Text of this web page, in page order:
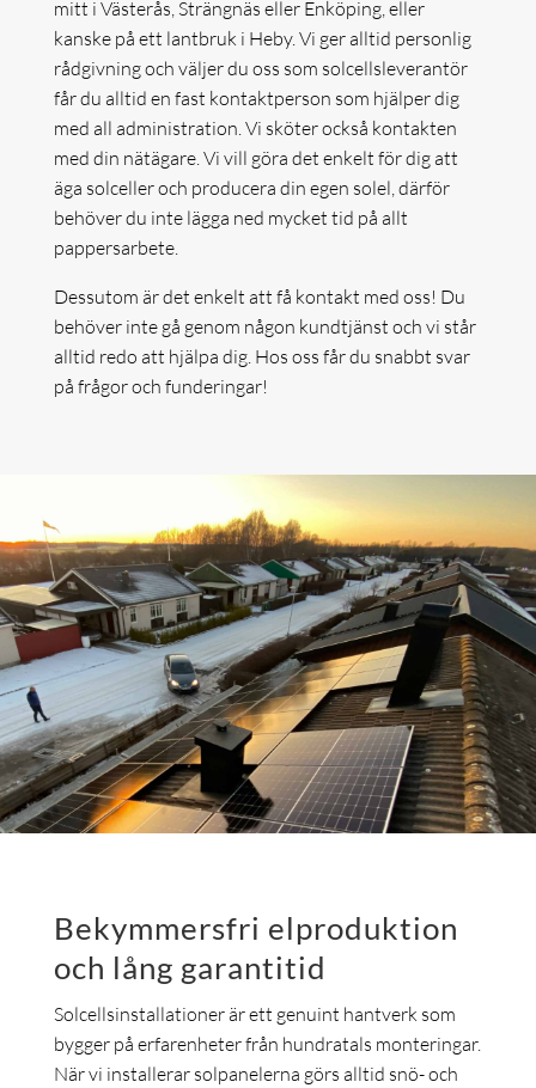
mitt i Västerås, Strängnäs eller Enköping, eller
kanske på ett lantbruk i Heby. Vi ger alltid personlig
rådgivning och väljer du oss som solcellsleverantör
får du alltid en fast kontaktperson som hjälper dig
med all administration. Vi sköter också kontakten
med din nätägare. Vi vill göra det enkelt för dig att
äga solceller och producera din egen solel, därför
behöver du inte lägga ned mycket tid på allt
pappersarbete.
Dessutom är det enkelt att få kontakt med oss! Du
behöver inte gå genom någon kundtjänst och vi står
alltid redo att hjälpa dig. Hos oss får du snabbt svar
på frågor och funderingar!
Bekymmersfri elproduktion
och lång garantitid
Solcellsinstallationer är ett genuint hantverk som
bygger på erfarenheter från hundratals monteringar.
När vi installerar solpanelerna görs alltid snö- och